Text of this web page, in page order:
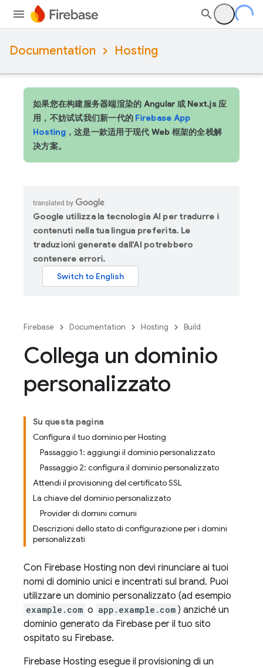
Documentation Hosting
如果您在构建服务器端渲染的 Angular 或 Next.js 应
用，不妨试试我们新一代的 Firebase App
Hosting，这是一款适用于现代 Web 框架的全栈解
决方案。
Google utilizza la tecnologia AI per tradurre i
contenuti nella tua lingua preferita. Le
traduzioni generate dall'AI potrebbero
contenere errori.
Firebase Documentation Hosting Build
Collega un dominio
personalizzato
Su questa pagina
Configura il tuo dominio per Hosting
Passaggio 1: aggiungi il dominio personalizzato
Passaggio 2: configura il dominio personalizzato
Attendi il provisioning del certificato SSL
La chiave del dominio personalizzato
Provider di domini comuni
Descrizioni dello stato di configurazione per i domini
personalizzati
Con Firebase Hosting non devi rinunciare ai tuoi
nomi di dominio unici e incentrati sul brand. Puoi
utilizzare un dominio personalizzato (ad esempio
example.com o app.example.com ) anziché un
dominio generato da Firebase per il tuo sito
ospitato su Firebase.
Firebase Hosting esegue il provisioning di un